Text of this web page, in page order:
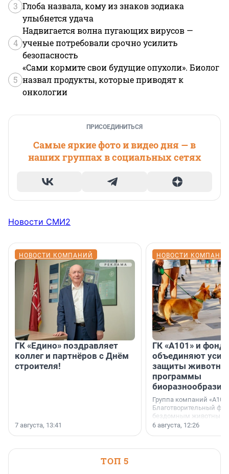
3 Глоба назвала, кому из знаков зодиака
улыбнется удача
4
Надвигается волна пугающих вирусов —
ученые потребовали срочно усилить
безопасность
5
«Сами кормите свои будущие опухоли». Биолог
назвал продукты, которые приводят к
онкологии
ПРИСОЕДИНИТЬСЯ
Самые яркие фото и видео дня — в
наших группах в социальных сетях
Новости СМИ2
НОВОСТИ КОМПАНИЙ
ГК «Едино» поздравляет
коллег и партнёров с Днём
строителя!
7 августа, 13:41
НОВОСТИ
ГК «А101» и фонд
объединяют
защиты
программы
биоразнообразия
Группа компаний
Благотворительный
бездомным животным
заключили соглашение
6 августа, 12:26
ТОП 5